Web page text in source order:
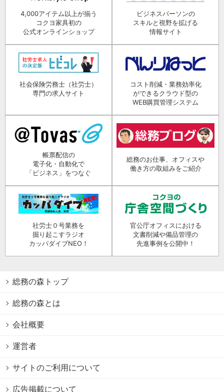
4,000アイテム以上が揃う
コクヨ家具初の
公式オンラインショップ
ビジネスパーソンの
スキルと視野を拡げる
情報サイト
社会保険労務士（社労士）
専門の求人サイト
コスト削減・業務効率化
ができるクラウド型の
WEB購買管理システム
帳票配信の
電子化・自動化で
「ビジネス」をつなぐ
総務のお仕事、オフィスや
働き方の取組みをご紹介
社労士０号業務を
掘り起こすラジオ
カッパダイブNEO！
官公庁オフィスにおける
文書削減や備品管理の
先進事例を公開中！
総務の森トップ
総務の森とは
会社概要
運営者
サイトのご利用について
広告掲載について